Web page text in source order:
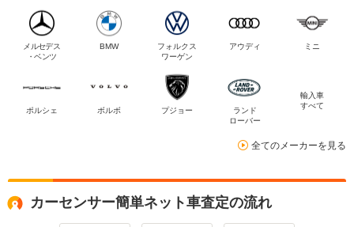
メルセデス
・ベンツ
BMW
フォルクス
ワーゲン
アウディ ミニ
ポルシェ ボルボ プジョー
ランド
ローバー
輸入車
すべて
全てのメーカーを見る
カーセンサー簡単ネット車査定の流れ